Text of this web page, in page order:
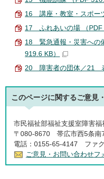
16 講座・教室・スポー
17 ふれあいの場 （PDF
18 緊急通報・災害への
919.6 KB）
20 障害者の団体／21
このページに関するご意見
市民福祉部福祉支援室障害
〒080-8670 帯広市西5条南
電話：0155-65-4147 ファ
ご意見・お問い合わせフ